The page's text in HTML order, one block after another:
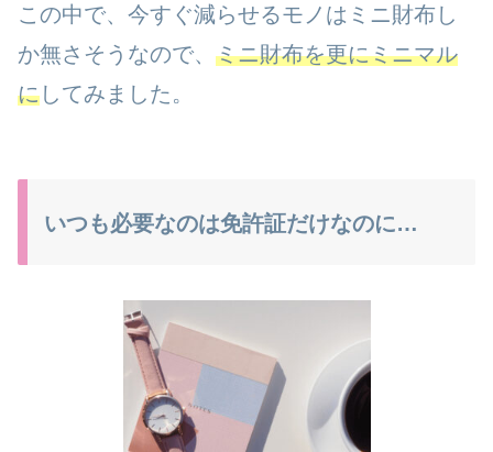
この中で、今すぐ減らせるモノはミニ財布し
か無さそうなので、 ミニ財布を更にミニマル
にしてみました。
いつも必要なのは免許証だけなのに…